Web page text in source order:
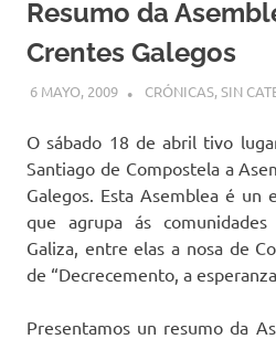
Resumo da
Crentes Galegos
6 MAYO, 2009 DESARROLLO
CRÓNICAS,SIN
O sábado 18 de abril tivo
Santiago de Compostela a
Galegos. Esta Asemblea é un
que agrupa ás
Galiza, entre elas a nosa de
de “Decrecemento, a
Presentamos un resumo da